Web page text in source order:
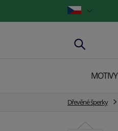
MOTIVY
Dřevěné šperky